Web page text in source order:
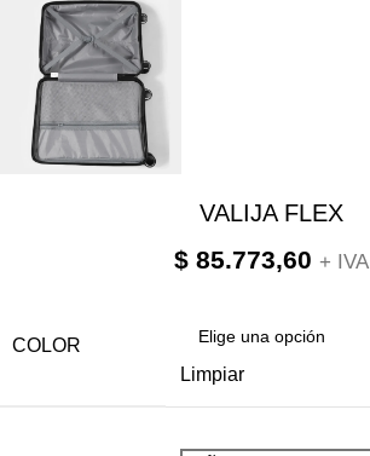
VALIJA FLEX
$85.773,60 + IVA
COLOR
Limpiar